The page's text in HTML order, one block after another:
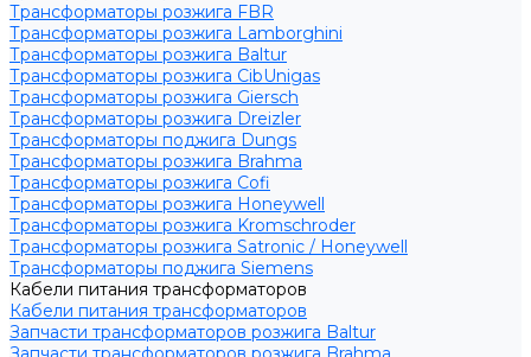
Трансформаторы розжига FBR
Трансформаторы розжига Lamborghini
Трансформаторы розжига Baltur
Трансформаторы розжига CibUnigas
Трансформаторы розжига Giersch
Трансформаторы розжига Dreizler
Трансформаторы поджига Dungs
Трансформаторы розжига Brahma
Трансформаторы розжига Cofi
Трансформаторы розжига Honeywell
Трансформаторы розжига Kromschroder
Трансформаторы розжига Satronic / Honeywell
Трансформаторы поджига Siemens
Кабели питания трансформаторов
Кабели питания трансформаторов
Запчасти трансформаторов розжига Baltur